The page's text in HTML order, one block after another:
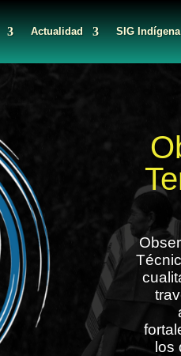
Actualidad SIG Indígena
los